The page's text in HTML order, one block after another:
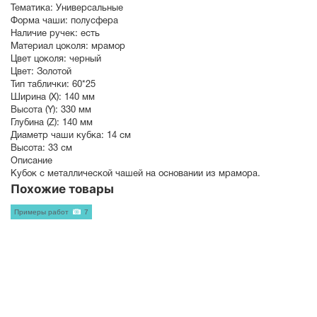
Тематика: Универсальные
Форма чаши: полусфера
Наличие ручек: есть
Материал цоколя: мрамор
Цвет цоколя: черный
Цвет: Золотой
Тип таблички: 60*25
Ширина (X): 140 мм
Высота (Y): 330 мм
Глубина (Z): 140 мм
Диаметр чаши кубка: 14 см
Высота: 33 см
Описание
Кубок с металлической чашей на основании из мрамора.
Похожие товары
Примеры работ 7